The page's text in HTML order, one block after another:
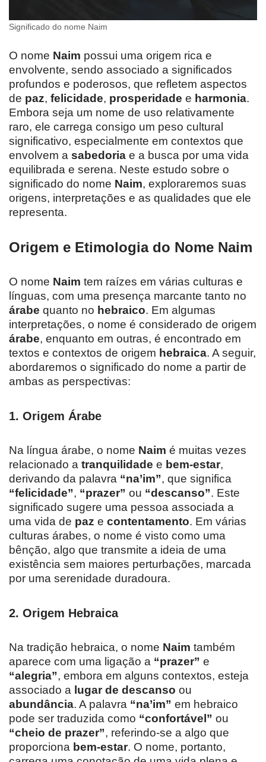
Significado do nome Naim
O nome Naim possui uma origem rica e
envolvente, sendo associado a significados
profundos e poderosos, que refletem aspectos
de paz, felicidade, prosperidade e harmonia.
Embora seja um nome de uso relativamente
raro, ele carrega consigo um peso cultural
significativo, especialmente em contextos que
envolvem a sabedoria e a busca por uma vida
equilibrada e serena. Neste estudo sobre o
significado do nome Naim, exploraremos suas
origens, interpretações e as qualidades que ele
representa.
Origem e Etimologia do Nome Naim
O nome Naim tem raízes em várias culturas e
línguas, com uma presença marcante tanto no
árabe quanto no hebraico. Em algumas
interpretações, o nome é considerado de origem
árabe, enquanto em outras, é encontrado em
textos e contextos de origem hebraica. A seguir,
abordaremos o significado do nome a partir de
ambas as perspectivas:
1. Origem Árabe
Na língua árabe, o nome Naim é muitas vezes
relacionado a tranquilidade e bem-estar,
derivando da palavra “na’im”, que significa
“felicidade”, “prazer” ou “descanso”. Este
significado sugere uma pessoa associada a
uma vida de paz e contentamento. Em várias
culturas árabes, o nome é visto como uma
bênção, algo que transmite a ideia de uma
existência sem maiores perturbações, marcada
por uma serenidade duradoura.
2. Origem Hebraica
Na tradição hebraica, o nome Naim também
aparece com uma ligação a “prazer” e
“alegria”, embora em alguns contextos, esteja
associado a lugar de descanso ou
abundância. A palavra “na’im” em hebraico
pode ser traduzida como “confortável” ou
“cheio de prazer”, referindo-se a algo que
proporciona bem-estar. O nome, portanto,